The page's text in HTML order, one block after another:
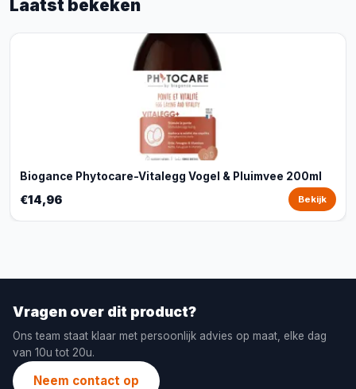
Laatst bekeken
Biogance Phytocare-Vitalegg Vogel & Pluimvee 200ml
€14,96 Bekijk
Vragen over dit product?
Ons team staat klaar met persoonlijk advies op maat, elke dag
van 10u tot 20u.
Neem contact op